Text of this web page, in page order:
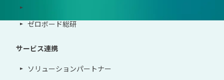
ゼロボード総研
サービス連携
ソリューションパートナー